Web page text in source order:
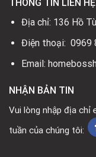
THÔNG TIN LIÊN HỆ
Địa chỉ: 136 Hồ
Điện thoại: 0969
Email:
NHẬN BẢN TIN
Vui lòng nhập địa chỉ
tuần của chúng tôi: